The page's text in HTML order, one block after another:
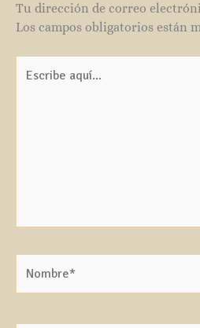
Tu dirección de correo
Los campos obligatorios están
aquí...